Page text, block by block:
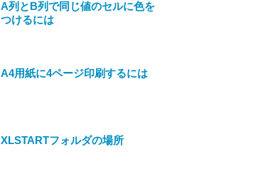
A列とB列で同じ値のセルに色を
つけるには
A4用紙に4ページ印刷するには
XLSTARTフォルダの場所